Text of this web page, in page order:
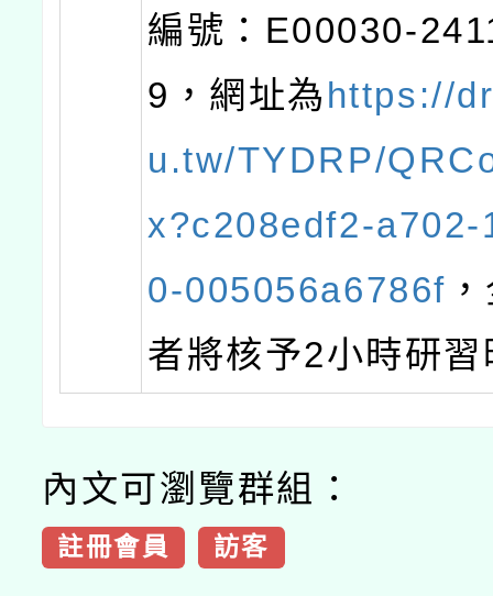
編號：E00030-
9，網址為https://
u.tw/TYDRP/
x?c208edf2-a702-
0-005056a6786f
者將核予2小時研
內文可瀏覽群組：
註冊會員 訪客